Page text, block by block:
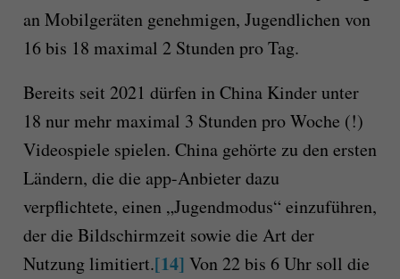
an Mobilgeräten genehmigen, Jugendlichen von
16 bis 18 maximal 2 Stunden pro Tag.
Bereits seit 2021 dürfen in China Kinder unter
18 nur mehr maximal 3 Stunden pro Woche (!)
Videospiele spielen. China gehörte zu den ersten
Ländern, die die app-Anbieter dazu
verpflichtete, einen „Jugendmodus“ einzuführen,
der die Bildschirmzeit sowie die Art der
Nutzung limitiert.[14] Von 22 bis 6 Uhr soll die